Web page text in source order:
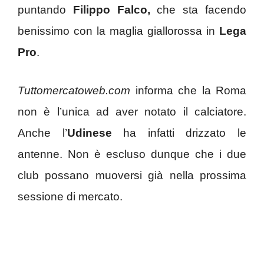
puntando Filippo Falco,che sta facendo
benissimo con la maglia giallorossa in Lega
Pro.
Tuttomercatoweb.com informa che la Roma
non è l’unica ad aver notato il calciatore.
Anche l’Udinese ha infatti drizzato le
antenne. Non è escluso dunque che i due
club possano muoversi già nella prossima
sessione di mercato.